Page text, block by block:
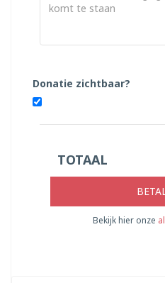
Donatie zichtbaar?
TOTAAL
Bekijk hier onze